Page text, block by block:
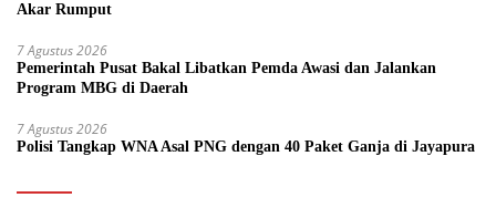
Akar Rumput
7 Agustus 2026
Pemerintah Pusat Bakal Libatkan Pemda Awasi dan Jalankan
Program MBG di Daerah
7 Agustus 2026
Polisi Tangkap WNA Asal PNG dengan 40 Paket Ganja di Jayapura